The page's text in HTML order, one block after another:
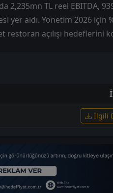
2,235mn TL reel EBITDA,
yer aldı. Yönetim 2026 için
restoran açılışı hedeflerini
İlgili